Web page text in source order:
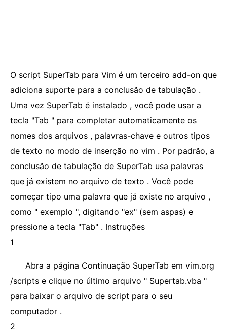
O script SuperTab para Vim é um terceiro add-on que
adiciona suporte para a conclusão de tabulação .
Uma vez SuperTab é instalado , você pode usar a
tecla "Tab " para completar automaticamente os
nomes dos arquivos , palavras-chave e outros tipos
de texto no modo de inserção no vim . Por padrão, a
conclusão de tabulação de SuperTab usa palavras
que já existem no arquivo de texto . Você pode
começar tipo uma palavra que já existe no arquivo ,
como " exemplo ", digitando "ex" (sem aspas) e
pressione a tecla "Tab" . Instruções
1
Abra a página Continuação SuperTab em vim.org
/scripts e clique no último arquivo " Supertab.vba "
para baixar o arquivo de script para o seu
computador .
2